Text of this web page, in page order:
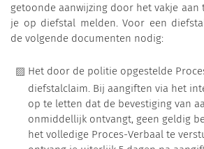
getoonde aanwijzing door het vakje aan
je op diefstal melden. Voor een
de volgende documenten nodig:
Het door de politie opgestelde
diefstalclaim. Bij aangiften via het
op te letten dat de bevestiging van
onmiddellijk ontvangt, geen geldig
het volledige Proces-Verbaal te